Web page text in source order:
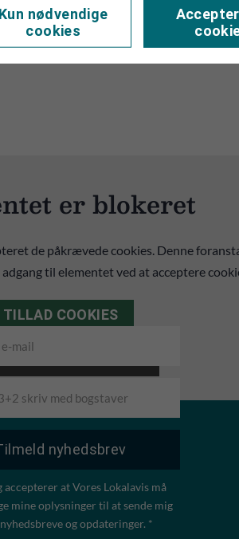
er blokeret
de påkrævede cookies. Denne
til elementet ved at acceptere
TILLAD COOKIES
accepterer at Vores Lokalavis må
mine oplysninger til at sende mig
nyhedsbreve og opdateringer. *
Kun nødvendige
cookies